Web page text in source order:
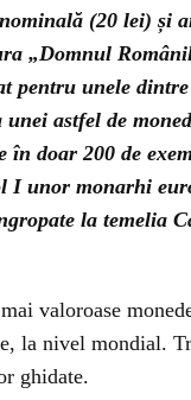
(20 lei) și
„Domnul
pentru unele
astfel de
în doar 200 de
I unor monarhi
la temelia
valoroase
la nivel mondial.
ghidate.